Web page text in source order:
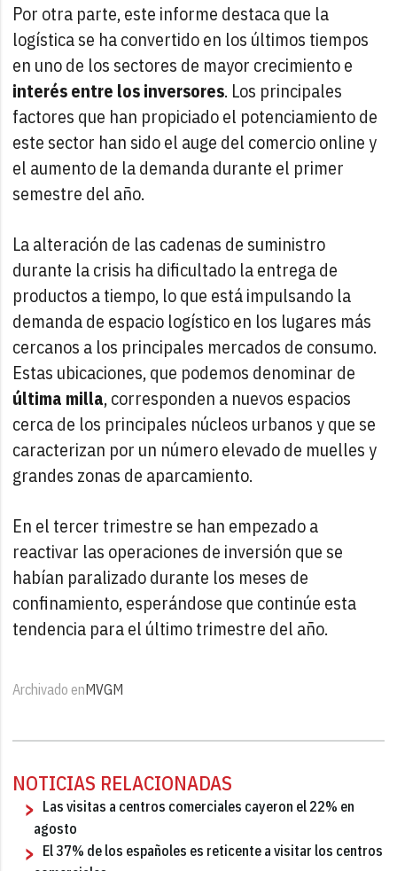
Por otra parte, este informe destaca que la
logística se ha convertido en los últimos tiempos
en uno de los sectores de mayor crecimiento e
interés entre los inversores. Los principales
factores que han propiciado el potenciamiento de
este sector han sido el auge del comercio online y
el aumento de la demanda durante el primer
semestre del año.
La alteración de las cadenas de suministro
durante la crisis ha dificultado la entrega de
productos a tiempo, lo que está impulsando la
demanda de espacio logístico en los lugares más
cercanos a los principales mercados de consumo.
Estas ubicaciones, que podemos denominar de
última milla, corresponden a nuevos espacios
cerca de los principales núcleos urbanos y que se
caracterizan por un número elevado de muelles y
grandes zonas de aparcamiento.
En el tercer trimestre se han empezado a
reactivar las operaciones de inversión que se
habían paralizado durante los meses de
confinamiento, esperándose que continúe esta
tendencia para el último trimestre del año.
Archivado enMVGM
NOTICIAS RELACIONADAS
Las visitas a centros comerciales cayeron el 22% en
agosto
El 37% de los españoles es reticente a visitar los centros